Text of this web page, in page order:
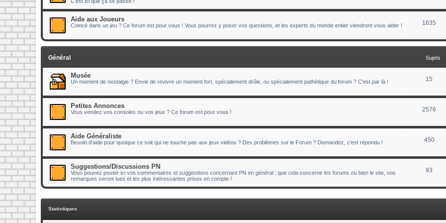
Aide aux Joueurs
Coincé dans un jeu ? Ce forum est pour vous ! Vous pourrez y poser vos questions, et les experts du monde entier viendront vous aider ! 1635
Général Sujets
Musée
Un moment de nostalgie ? Envie de revivre un moment fort, spécialement drôle, ou spécialement pathétique du forum ? C'est par là ! 15
Petites Annonces
Vous vendez vos consoles ou vos jeux ? Ce forum est pour vous ! 2576
Aide Généraliste
Besoin d'aide pour quoique ce soit qui ne touche pas aux jeux vidéos ? Des problèmes sur le Forum ? Demandez, c'est répondu ! 450
Suggestions/Discussions PN
Vous pouvez poster ici vos commentaires et suggestions concernant PN en général : que cela concerne les forums ou bien le site, vos
remarques seront lues et les plus intéressantes prises en compte !
93
Statistiques